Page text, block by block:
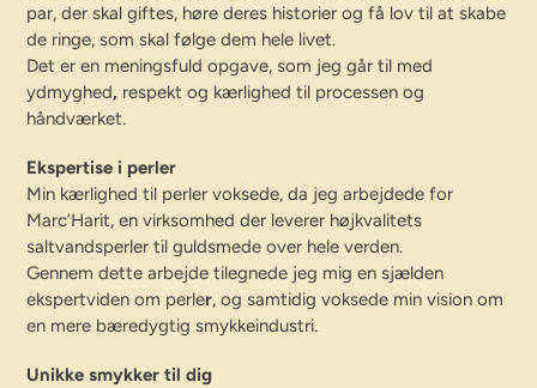
par, der skal giftes, høre deres historier og få lov til at skabe
de ringe, som skal følge dem hele livet.
Det er en meningsfuld opgave, som jeg går til med
ydmyghed, respekt og kærlighed til processen og
håndværket.
Ekspertise i perler
Min kærlighed til perler voksede, da jeg arbejdede for
Marc’Harit, en virksomhed der leverer højkvalitets
saltvandsperler til guldsmede over hele verden.
Gennem dette arbejde tilegnede jeg mig en sjælden
ekspertviden om perler, og samtidig voksede min vision om
en mere bæredygtig smykkeindustri.
Unikke smykker til dig